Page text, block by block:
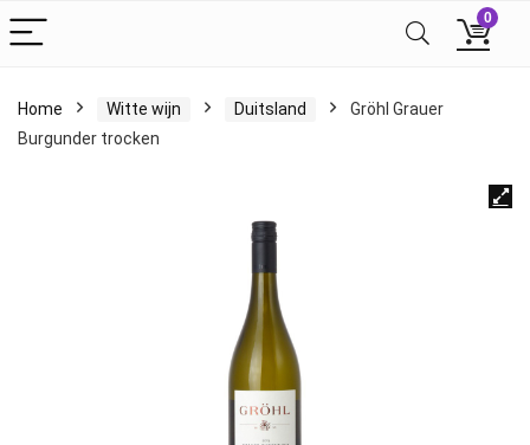
0
Home Witte wijn Duitsland
Gröhl Grauer
Burgunder trocken